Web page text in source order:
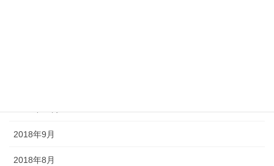
2018年9月
2018年8月